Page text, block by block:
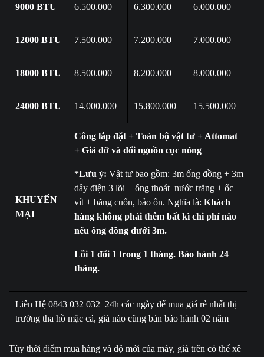
9000 BTU 6.500.000 6.300.000 6.000.000
12000 BTU 7.500.000 7.200.000 7.000.000
18000 BTU 8.500.000 8.200.000 8.000.000
24000 BTU 14.000.000 15.800.000 15.500.000
KHUYẾN
MẠI
Công lắp đặt + Toàn bộ vật tư + Attomat
+ Giá đỡ và đổi nguồn cục nóng
*Lưu ý: Vật tư bao gồm: 3m ống đồng + 3m
dây điện 3 lõi + ống thoát nước trắng + ốc
vít + băng cuốn, bảo ôn. Nghĩa là: Khách
hàng không phải thêm bất kì chi phí nào
nếu ống đồng dưới 3m.
Lỗi 1 đổi 1 trong 1 tháng. Bảo hành 24
tháng.
Liên Hệ 0843 032 032 24h các ngày để mua giá rẻ nhất thị
trường tha hồ mặc cả, giá nào cũng bán bảo hành 02 năm
Tùy thời điểm mua hàng và độ mới của máy, giá trên có thể xê